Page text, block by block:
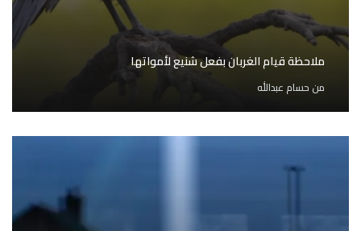
ملاحظة قيام الغربان بفعل شنيع لأمواتها
من حسام عبدالله